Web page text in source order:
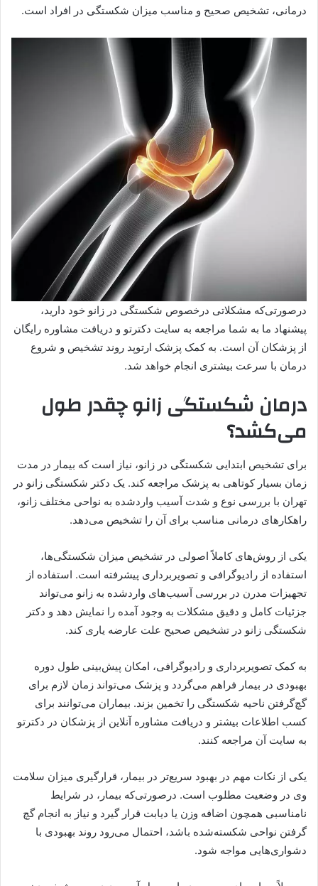
درمانی، تشخیص صحیح و مناسب میزان شکستگی در افراد است.
درصورتی‌که مشکلاتی درخصوص شکستگی‌ در‌ زانو خود دارید،
پیشنهاد ما به شما مراجعه به سایت دکترتو و دریافت مشاوره رایگان
از پزشکان آن است. به کمک پزشک ارتوپد روند تشخیص و شروع
درمان با سرعت بیشتری انجام خواهد شد.
درمان شکستگی زانو چقدر طول
می‌کشد؟
برای تشخيص ابتدایی شکستگی در‌ زانو، نیاز است که بیمار در مدت
زمان بسیار کوتاهی به پزشک مراجعه کند. یک دکتر شکستگی زانو در
تهران با بررسی نوع و شدت آسیب وارد‌شده به نواحی مختلف زانو،
راهکار‌های درمانی مناسب برای آن را تشخيص می‌دهد.
یکی از روش‌های کاملاً اصولی در تشخیص میزان شکستگی‌ها،
استفاده از رادیوگرافی و تصویربرداری پیشرفته است. استفاده از
تجهیزات مدرن در بررسی آسیب‌های واردشده به زانو می‌تواند
جزئیات کامل و دقیق مشکلات به وجود آمده را نمایش دهد و دکتر
شکستگی‌ زانو در تشخیص صحیح علت عارضه یاری کند.
به کمک تصویربرداری و رادیوگرافی، امکان پیش‌بینی طول دوره
بهبودی در بیمار فراهم می‌گردد و پزشک می‌تواند زمان لازم برای
گچ‌گرفتن ناحیه شکستگی را تخمین بزند. بیماران می‌توانند برای
کسب اطلاعات بیشتر و دریافت مشاوره آنلاین از پزشکان در دکترتو
به سایت آن مراجعه کنند.
یکی از نکات مهم در بهبود سریع‌تر در بیمار، قرار‌گیری میزان سلامت
وی در وضعیت مطلوب است. درصورتی‌که بیمار، در شرایط
نامناسبی همچون اضافه وزن یا دیابت قرار گیرد و نیاز به انجام گچ
گرفتن نواحی شکسته‌شده باشد، احتمال می‌رود روند بهبودی با
دشواری‌هایی مواجه شود.